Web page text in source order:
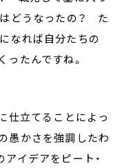
はどうなったの？ た
なれば自分たちの
ったんですね。
仕立てることによっ
愚かさを強調したわ
イデアをピート・